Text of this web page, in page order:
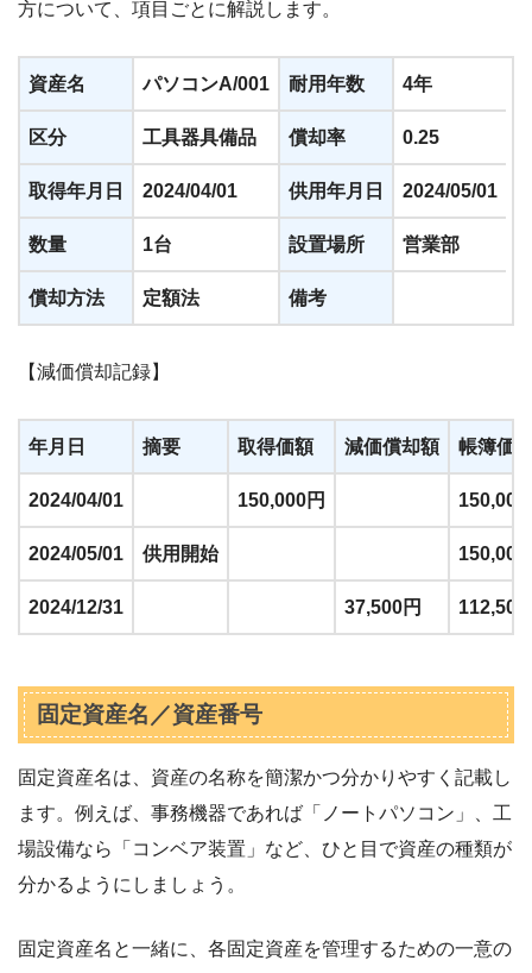
方について、項目ごとに解説します。
資産名 パソコンA/001 耐用年数 4年
区分 工具器具備品 償却率 0.25
取得年月日 2024/04/01 供用年月日 2024/05/01
数量 1台 設置場所 営業部
償却方法 定額法 備考
【減価償却記録】
年月日 摘要 取得価額 減価償却額 帳簿価
2024/04/01 150,000円 150,000
2024/05/01 供用開始 150,000
2024/12/31 37,500円 112,500
固定資産名／資産番号
固定資産名は、資産の名称を簡潔かつ分かりやすく記載し
ます。例えば、事務機器であれば「ノートパソコン」、工
場設備なら「コンベア装置」など、ひと目で資産の種類が
分かるようにしましょう。
固定資産名と一緒に、各固定資産を管理するための一意の